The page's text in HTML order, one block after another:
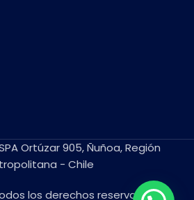
Ortúzar 905, Ñuñoa, Región
- Chile
los derechos reservados.